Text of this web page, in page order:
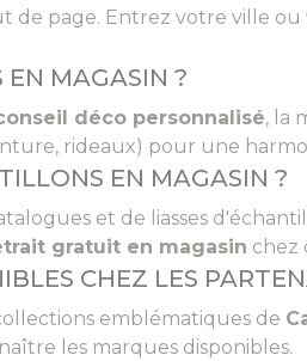
de page. Entrez votre ville
EN MAGASIN ?
déco personnalisé, la
rideaux) pour une
EN MAGASIN ?
et de liasses
gratuit en magasin chez
CHEZ LES
emblématiques de
les marques disponibles.